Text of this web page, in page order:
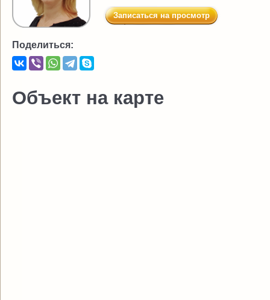
Записаться на просмотр
Поделиться:
Объект на карте